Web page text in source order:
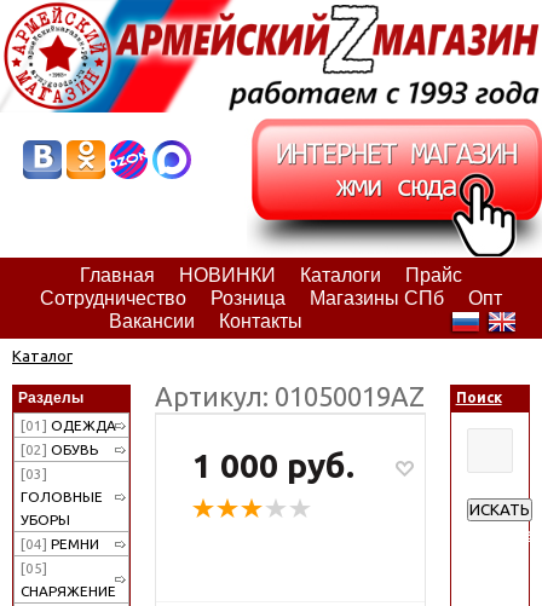
Главная НОВИНКИ Каталоги
Прайс
Сотрудничество
Розница Магазины СПб
Опт
Вакансии
Контакты
Каталог
Разделы
[01] ОДЕЖДА
[02] ОБУВЬ
[03]
ГОЛОВНЫЕ
УБОРЫ
[04] РЕМНИ
[05]
СНАРЯЖЕНИЕ
Артикул: 01050019АZ
1 000 руб.
Поиск
ИСКАТЬ